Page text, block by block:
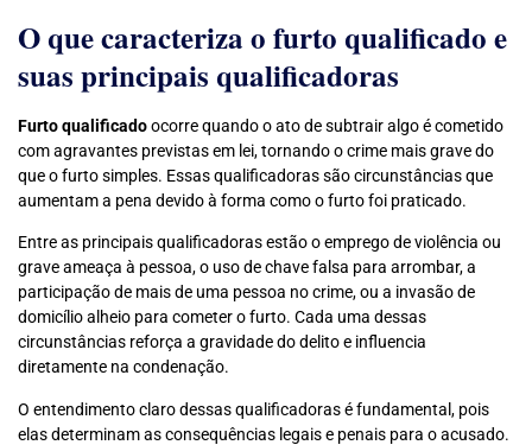
O que caracteriza o furto qualificado e
suas principais qualificadoras
Furto qualificadoocorre quando o ato de subtrair algo é cometido
com agravantes previstas em lei, tornando o crime mais grave do
que o furto simples. Essas qualificadoras são circunstâncias que
aumentam a pena devido à forma como o furto foi praticado.
Entre as principais qualificadoras estão o emprego de violência ou
grave ameaça à pessoa, o uso de chave falsa para arrombar, a
participação de mais de uma pessoa no crime, ou a invasão de
domicílio alheio para cometer o furto. Cada uma dessas
circunstâncias reforça a gravidade do delito e influencia
diretamente na condenação.
O entendimento claro dessas qualificadoras é fundamental, pois
elas determinam as consequências legais e penais para o acusado.